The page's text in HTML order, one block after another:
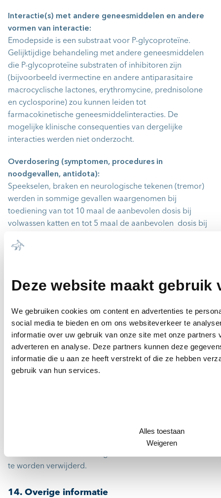
Deze website maakt gebruik
We gebruiken cookies om content en advertenties te
social media te bieden en om ons websiteverkeer te
informatie over uw gebruik van onze site met onze partners
adverteren en analyse. Deze partners kunnen deze
informatie die u aan ze heeft verstrekt of die ze hebben
gebruik van hun services.
Alles toestaan
Weigeren
Interactie(s) met andere geneesmiddelen en andere
vormen van interactie:
Emodepside is een substraat voor P-glycoproteïne.
Gelijktijdige behandeling met andere geneesmiddelen
die P-glycoproteïne substraten of inhibitoren zijn
(bijvoorbeeld ivermectine en andere antiparasitaire
macrocyclische lactones, erythromycine, prednisolone
en cyclosporine) zou kunnen leiden tot
farmacokinetische geneesmiddelinteracties. De
mogelijke klinische consequenties van dergelijke
interacties werden niet onderzocht.
Overdosering (symptomen, procedures in
noodgevallen, antidota):
Speekselen, braken en neurologische tekenen (tremor)
werden in sommige gevallen waargenomen bij
toediening van tot 10 maal de aanbevolen dosis bij
volwassen katten en tot 5 maal de aanbevolen dosis bij
treden tengevolge van likken aan de plaats van
Er is geen specifiek antidoot bekend.
Onverenigbaarheden:
Geen bekend.
13. Speciale voorzorgsmaatregelen voor het
verwijderen van niet-gebruikte
diergeneesmiddelen of eventuele restanten
hiervan
Ongebruikte diergeneesmiddelen of restanten hiervan
te worden verwijderd.
14. Overige informatie